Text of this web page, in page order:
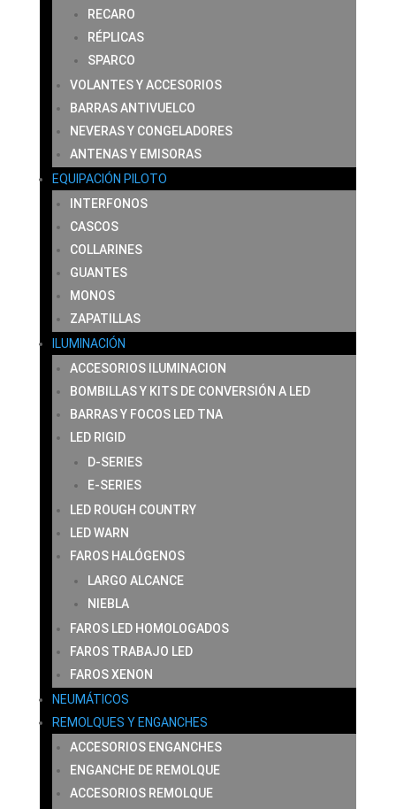
RECARO
RÉPLICAS
SPARCO
VOLANTES Y ACCESORIOS
BARRAS ANTIVUELCO
NEVERAS Y CONGELADORES
ANTENAS Y EMISORAS
EQUIPACIÓN PILOTO
INTERFONOS
CASCOS
COLLARINES
GUANTES
MONOS
ZAPATILLAS
ILUMINACIÓN
ACCESORIOS ILUMINACION
BOMBILLAS Y KITS DE CONVERSIÓN A LED
BARRAS Y FOCOS LED TNA
LED RIGID
D-SERIES
E-SERIES
LED ROUGH COUNTRY
LED WARN
FAROS HALÓGENOS
LARGO ALCANCE
NIEBLA
FAROS LED HOMOLOGADOS
FAROS TRABAJO LED
FAROS XENON
NEUMÁTICOS
REMOLQUES Y ENGANCHES
ACCESORIOS ENGANCHES
ENGANCHE DE REMOLQUE
ACCESORIOS REMOLQUE